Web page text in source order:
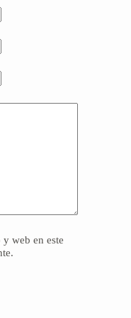
web en este